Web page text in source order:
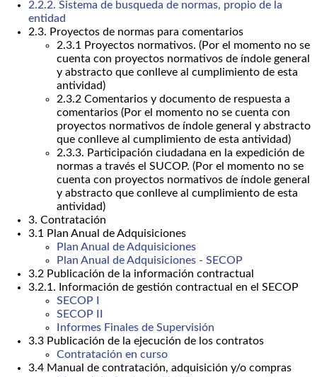
2.2.2. Sistema de busqueda de normas, propio de la
entidad
2.3. Proyectos de normas para comentarios
2.3.1 Proyectos normativos. (Por el momento no se
cuenta con proyectos normativos de índole general
y abstracto que conlleve al cumplimiento de esta
antividad)
2.3.2 Comentarios y documento de respuesta a
comentarios (Por el momento no se cuenta con
proyectos normativos de índole general y abstracto
que conlleve al cumplimiento de esta antividad)
2.3.3. Participación ciudadana en la expedición de
normas a través el SUCOP. (Por el momento no se
cuenta con proyectos normativos de índole general
y abstracto que conlleve al cumplimiento de esta
antividad)
3. Contratación
3.1 Plan Anual de Adquisiciones
Plan Anual de Adquisiciones
Plan Anual de Adquisiciones - SECOP
3.2 Publicación de la información contractual
3.2.1. Información de gestión contractual en el SECOP
SECOP I
SECOP II
Informes Finales de Supervisión
3.3 Publicación de la ejecución de los contratos
Contratación en curso
3.4 Manual de contratación, adquisición y/o compras